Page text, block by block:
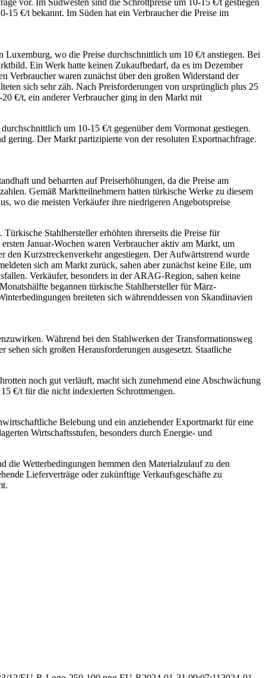
15 €/t bekannt. Im Süden hat ein Verbraucher die Preise im
wo die Preise durchschnittlich um 10 €/t anstiegen. Bei
Ein Werk hatte keinen Zukaufbedarf, da es im Dezember
Verbraucher waren zunächst über den großen Widerstand der
sich sehr zäh. Nach Preisforderungen von ursprünglich plus 25
€/t, ein anderer Verbraucher ging in den Markt mit
um 10-15 €/t gegenüber dem Vormonat gestiegen.
gering. Der Markt partizipierte von der resoluten Exportnachfrage.
und beharrten auf Preiserhöhungen, da die Preise am
Gemäß Marktteilnehmern hatten türkische Werke zu diesem
wo die meisten Verkäufer ihre niedrigeren Angebotspreise
Stahlhersteller erhöhten ihrerseits die Preise für
Januar-Wochen waren Verbraucher aktiv am Markt, um
den Kurzstreckenverkehr angestiegen. Der Aufwärtstrend wurde
sich am Markt zurück, sahen aber zunächst keine Eile, um
Verkäufer, besonders in der ARAG-Region, sahen keine
begannen türkische Stahlhersteller für März-
breiteten sich währenddessen von Skandinavien
Während bei den Stahlwerken der Transformationsweg
sich großen Herausforderungen ausgesetzt. Staatliche
noch gut verläuft, macht sich zunehmend eine Abschwächung
€/t für die nicht indexierten Schrottmengen.
Belebung und ein anziehender Exportmarkt für eine
Wirtschaftsstufen, besonders durch Energie- und
die Wetterbedingungen hemmen den Materialzulauf zu den
Lieferverträge oder zukünftige Verkaufsgeschäfte zu